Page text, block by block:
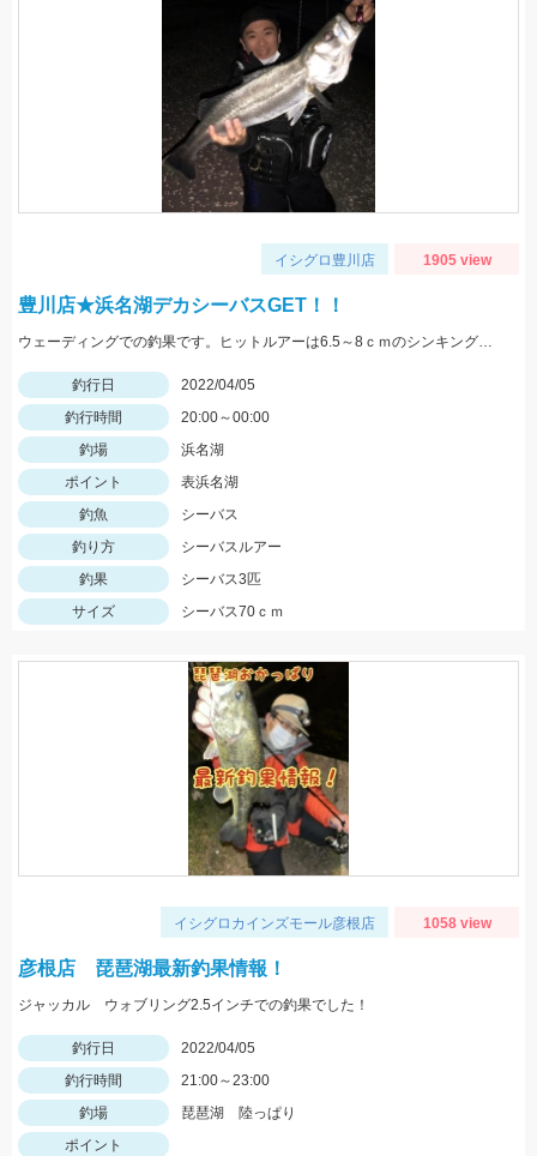
イシグロ豊川店 1905 view
豊川店★浜名湖デカシーバスGET！！
ウェーディングでの釣果です。ヒットルアーは6.5～8ｃｍのシンキングペンシルやミノー！
釣行日
2022/04/05
釣行時間
20:00～00:00
釣場
浜名湖
ポイント
表浜名湖
釣魚
シーバス
釣り方
シーバスルアー
釣果
シーバス3匹
サイズ
シーバス70ｃｍ
イシグロカインズモール彦根店 1058 view
彦根店 琵琶湖最新釣果情報！
ジャッカル ウォブリング2.5インチでの釣果でした！
釣行日
2022/04/05
釣行時間
21:00～23:00
釣場
琵琶湖 陸っぱり
ポイント